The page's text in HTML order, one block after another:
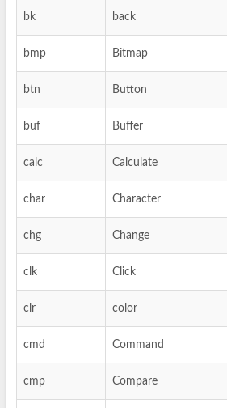
bk back
bmp Bitmap
btn Button
buf Buffer
calc Calculate
char Character
chg Change
clk Click
clr color
cmd Command
cmp Compare